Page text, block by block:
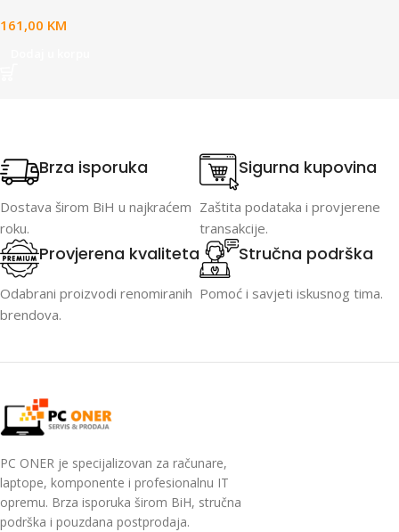
161,00 KM
Brza isporuka
Dostava širom BiH u najkraćem
roku.
Sigurna kupovina
Zaštita podataka i provjerene
transakcije.
Provjerena kvaliteta
Odabrani proizvodi renomiranih
brendova.
Stručna podrška
Pomoć i savjeti iskusnog tima.
PC ONER je specijalizovan za računare,
laptope, komponente i profesionalnu IT
opremu. Brza isporuka širom BiH, stručna
podrška i pouzdana postprodaja.